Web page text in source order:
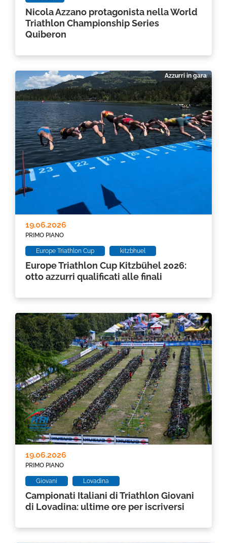
Nicola Azzano protagonista nella World
Triathlon Championship Series
Quiberon
Europe Triathlon Cup Kitzbühel 2026:
otto azzurri qualificati alle finali
PRIMO PIANO
19.06.2026
Europe Triathlon Cup kitzbhuel
Azzurri in gara
Campionati Italiani di Triathlon Giovani
di Lovadina: ultime ore per iscriversi
PRIMO PIANO
19.06.2026
Giovani Lovadina